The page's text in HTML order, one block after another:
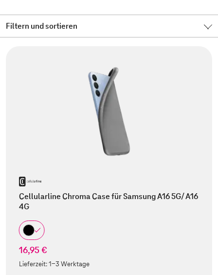
Filtern und sortieren
Cellularline Chroma Case für Samsung A16 5G/ A16
4G
16,95 €
Lieferzeit:1-3 Werktage